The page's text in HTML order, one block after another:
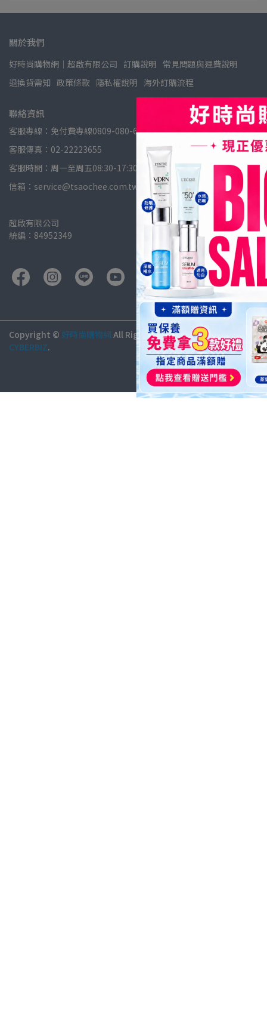
關於我們
好時尚購物網│超啟有限公司 訂購說明 常見問題與運費說明
退換貨需知 政策條款 隱私權說明 海外訂購流程
聯絡資訊
客服專線：免付費專線0809-080-678
客服傳真：02-22223655
客服時間：周一至周五08:30-17:30 (例假日與國定假日休息)
信箱：service@tsaochee.com.tw
超啟有限公司
統編：84952349
Copyright © 好時尚購物網 All Rights Reserved.Designed by
CYBERBIZ.